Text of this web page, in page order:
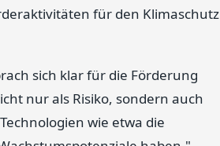
für den Klimaschutz
sich klar für die Förderung
nur als Risiko, sondern auch
wie etwa die